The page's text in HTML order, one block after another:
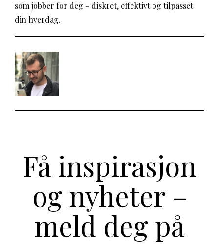
som jobber for deg – diskret, effektivt og tilpasset
din hverdag.
Få inspirasjon
og nyheter –
meld deg på